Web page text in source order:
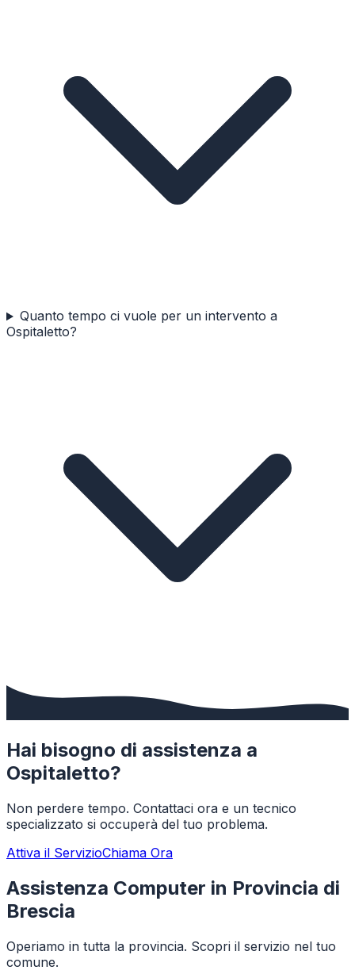
Quanto tempo ci vuole per un intervento a
Ospitaletto?
Hai bisogno di assistenza a
Ospitaletto?
Non perdere tempo. Contattaci ora e un tecnico
specializzato si occuperà del tuo problema.
Attiva il ServizioChiama Ora
Assistenza Computer in Provincia di
Brescia
Operiamo in tutta la provincia. Scopri il servizio nel tuo
comune.